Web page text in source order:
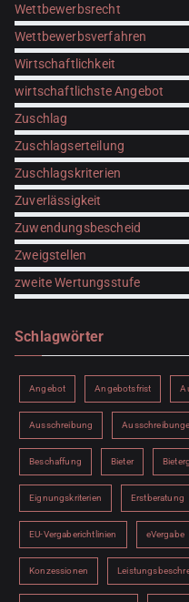
Wettbewerbsrecht
Wettbewerbsverfahren
Wirtschaftlichkeit
wirtschaftlichste Angebot
Zuschlag
Zuschlagserteilung
Zuschlagskriterien
Zuverlässigkeit
Zuwendungsbescheid
Zweigstellen
zweite Wertungsstufe
Schlagwörter
Angebot Angebotsfrist
Ausschreibung
Beschaffung Bieter
Eignungskriterien Erstberatung
EU-Vergaberichtlinien eVergabe
Konzessionen